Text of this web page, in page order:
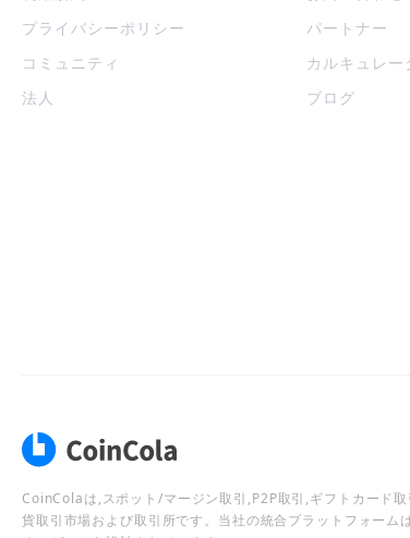
プライバシーポリシー
コミュニティ
法人
パートナー
カルキュレー
ブログ
CoinColaは,スポット/マージン取引,P2P取引,ギフトカード
貨取引市場および取引所です。当社の統合プラットフォー